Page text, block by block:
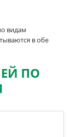
видам
в обе
ПО